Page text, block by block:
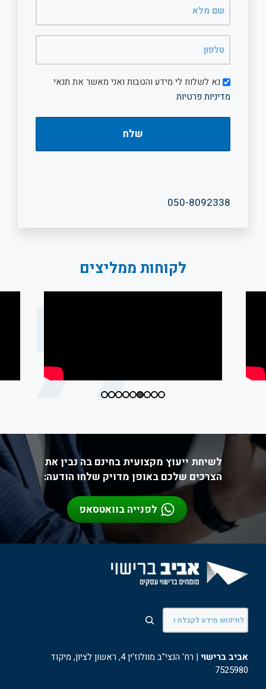
מלא
דיוורנא לשלוח לי מידע והטבות ואני מאשר את תנאי
מדיניות פרטיות
050-8092338
לקוחות ממליצים
לשיחת ייעוץ מקצועית בחינם בה נבין את
הצרכים שלכם באופן מדויק שלחו הודעה:
לפנייה בוואטסאפ
חיפוש
אביב ברישוי
| רח' הנצי"ב מוולוז'ין 4, ראשון לציון, מיקוד
7525980